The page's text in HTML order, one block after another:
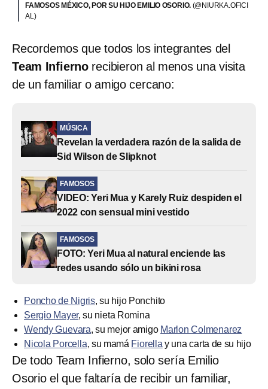
FAMOSOS MÉXICO, POR SU HIJO EMILIO OSORIO. (@NIURKA.OFICI
AL)
Recordemos que todos los integrantes del
Team Infierno recibieron al menos una visita
de un familiar o amigo cercano:
MÚSICA
Revelan la verdadera razón de la salida de
Sid Wilson de Slipknot
FAMOSOS
VIDEO: Yeri Mua y Karely Ruiz despiden el
2022 con sensual mini vestido
FAMOSOS
FOTO: Yeri Mua al natural enciende las
redes usando sólo un bikini rosa
Poncho de Nigris, su hijo Ponchito
Sergio Mayer, su nieta Romina
Wendy Guevara, su mejor amigo Marlon Colmenarez
Nicola Porcella, su mamá Fiorellay una carta de su hijo
De todo Team Infierno, solo sería Emilio
Osorio el que faltaría de recibir un familiar,